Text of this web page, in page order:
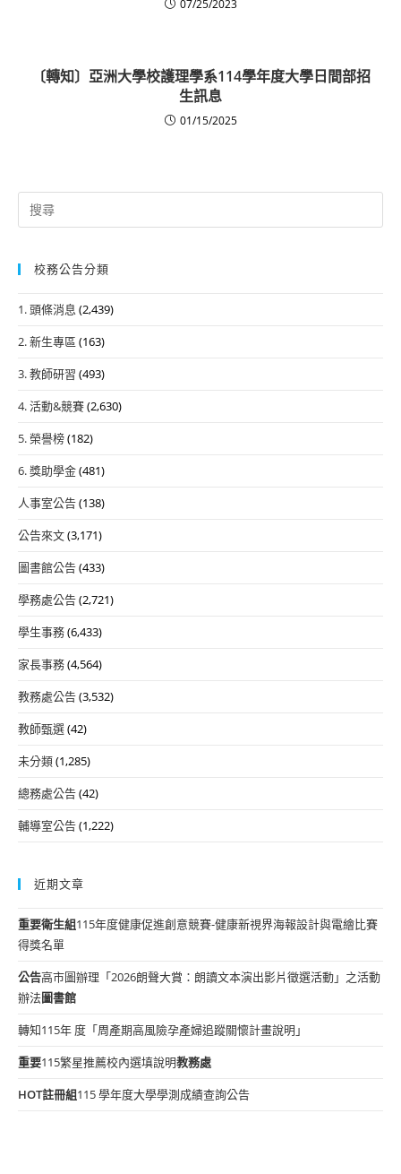
07/25/2023
〔轉知〕亞洲大學校護理學系114學年度大學日間部招
生訊息
01/15/2025
Search
for:
校務公告分類
1. 頭條消息 (2,439)
2. 新生專區 (163)
3. 教師研習 (493)
4. 活動&競賽(2,630)
5. 榮譽榜(182)
6. 獎助學金(481)
人事室公告(138)
公告來文(3,171)
圖書館公告(433)
學務處公告(2,721)
學生事務(6,433)
家長事務(4,564)
教務處公告(3,532)
教師甄選(42)
未分類(1,285)
總務處公告(42)
輔導室公告(1,222)
近期文章
重要衛生組115年度健康促進創意競賽-健康新視界海報設計與電繪比賽
得獎名單
公告高市圖辦理「2026朗聲大賞：朗讀文本演出影片徵選活動」之活動
辦法圖書館
轉知115年 度「周產期高風險孕產婦追蹤關懷計畫說明」
重要115繁星推薦校內選填說明教務處
HOT註冊組115 學年度大學學測成績查詢公告